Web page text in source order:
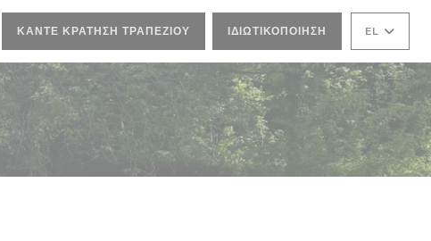
ΚΆΝΤΕ ΚΡΆΤΗΣΗ ΤΡΑΠΕΖΙΟΎ ΙΔΙΩΤΙΚΟΠΟΊΗΣΗ EL